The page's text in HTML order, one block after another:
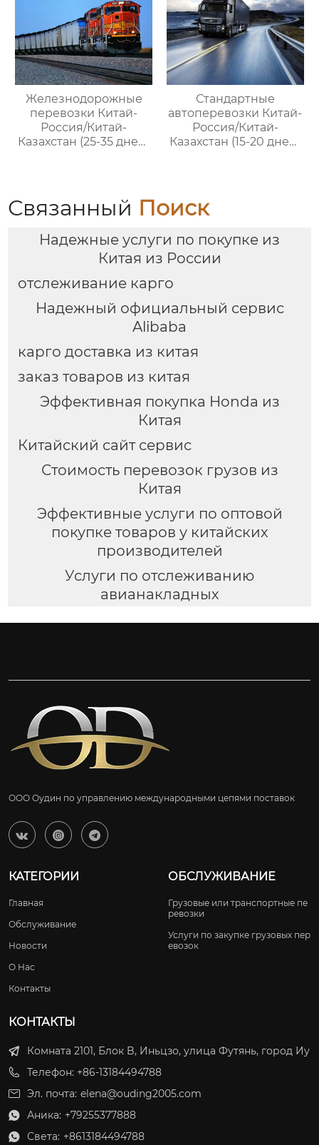
Железнодорожные
перевозки Китай-
Россия/Китай-
Казахстан (25-35 дней)
цепями поставок
Стандартные
автоперевозки Китай-
Россия/Китай-
Казахстан (15-20 дней)
Связанный Поиск
Надежные услуги по покупке из
Китая из России
отслеживание карго
Надежный официальный сервис
Alibaba
карго доставка из китая
заказ товаров из китая
Эффективная покупка Honda из
Китая
Китайский сайт сервис
Стоимость перевозок грузов из
Китая
Эффективные услуги по оптовой
покупке товаров у китайских
производителей
Услуги по отслеживанию
авианакладных
ООО Оудин по управлению международными цепями поставок
  
КАТЕГОРИИ
Главная
Обслуживание
Новости
О Нас
Контакты
ОБСЛУЖИВАНИЕ
Грузовые или транспортные пе
ревозки
Услуги по закупке грузовых пер
евозок
КОНТАКТЫ
Комната 2101, Блок B, Иньцзо, улица Футянь, город Иу
Телефон: +86-13184494788
Эл. почта: elena@ouding2005.com
 Аника: +79255377888
 Света: +8613184494788